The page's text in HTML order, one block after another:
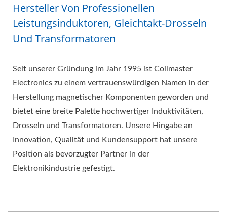
Hersteller Von Professionellen
Leistungsinduktoren, Gleichtakt-Drosseln
Und Transformatoren
Seit unserer Gründung im Jahr 1995 ist Coilmaster
Electronics zu einem vertrauenswürdigen Namen in der
Herstellung magnetischer Komponenten geworden und
bietet eine breite Palette hochwertiger Induktivitäten,
Drosseln und Transformatoren. Unsere Hingabe an
Innovation, Qualität und Kundensupport hat unsere
Position als bevorzugter Partner in der
Elektronikindustrie gefestigt.